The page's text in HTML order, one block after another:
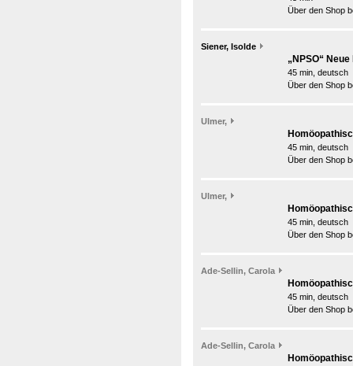
Über den Shop
Siener, Isolde
„NPSO“
45 min, deutsch
Über den Shop
Ulmer,
45 min, deutsch
Über den Shop
Ulmer,
45 min, deutsch
Über den Shop
Ade-Sellin, Carola
45 min, deutsch
Über den Shop
Ade-Sellin, Carola